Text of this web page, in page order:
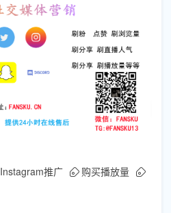
Instagram推广
购买播放量